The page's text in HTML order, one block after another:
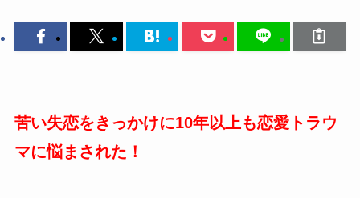
苦い失恋をきっかけに10年以上も恋愛トラウ
マに悩まされた！